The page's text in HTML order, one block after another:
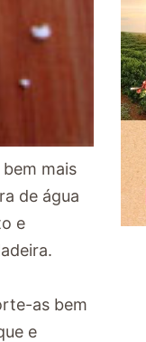
mais
de água
e
as bem
e